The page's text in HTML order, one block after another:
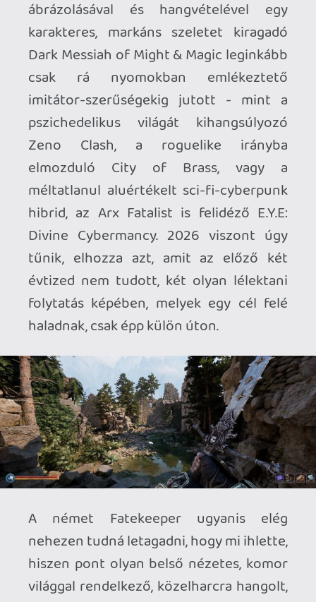
A német Fatekeeper ugyanis elég
nehezen tudná letagadni, hogy mi ihlette,
hiszen pont olyan belső nézetes, komor
világgal rendelkező, közelharcra hangolt,
de azt opcionálisan mágiával is átitató, a
fizika-alapú interakciókat az eszköztárba
csúsztató akció-szerepjáték, mint
amilyen az Arkane ikonja volt. Bár ebből a
korai hozzáférés jelenlegi szakaszában
meglehetősen keveset látni. Kézzel
faragott világába gyakorlatilag felvezető
nélkül dob be a program, így annyira nem
világos, hogy ki is az irányítandó,
hegyomlásnyi méretű melák, és az
egyfajta narrátorként és vezetőként
egyaránt funkcionáló, beszélő patkány,
aki beterel egy minden ideget a
tűréshatárának szélére taszító portálba,
és egy olyan univerzumba, ahol minden
és mindenki meg akar ölni. És amit
átitatnak ősi próféciák, különböző
fantasy fajok között zajló belviszályok,
aprólékosan kidolgozott ősi romok,
valamint egy kisebb világvége utáni
állapot. Mindezt egy fókuszált, ebből
fakadóan extrémen lineáris
történetvezetés fogja közre, ahol a
nagyobb, folyosószerű szakaszok végén
érkezik egy újabb narratíva-löket, egy
képpel, és a világépítés egyre szélesebbre
szőtt pókhálójával.